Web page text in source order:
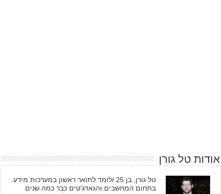
אודות טל גורן
טל גורן, בן 25 ולומד לתואר ראשון במערכות מידע.
בתחום המחשבים והגאדג'טים כבר כמה שנים